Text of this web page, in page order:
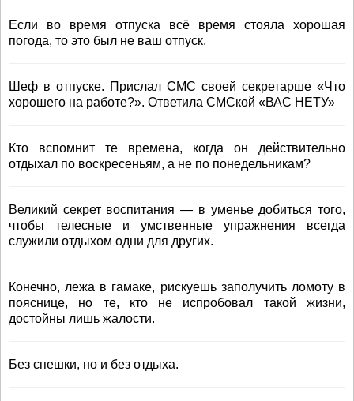
Если во время отпуска всё время стояла хорошая
погода, то это был не ваш отпуск.
Шеф в отпуске. Прислал СМС своей секретарше «Что
хорошего на работе?». Ответила СМСкой «ВАС НЕТУ»
Кто вспомнит те времена, когда он действительно
отдыхал по воскресеньям, а не по понедельникам?
Великий секрет воспитания — в уменье добиться того,
чтобы телесные и умственные упражнения всегда
служили отдыхом одни для других.
Конечно, лежа в гамаке, рискуешь заполучить ломоту в
пояснице, но те, кто не испробовал такой жизни,
достойны лишь жалости.
Без спешки, но и без отдыха.